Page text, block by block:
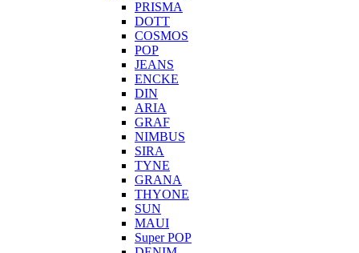
PRISMA
DOTT
COSMOS
POP
JEANS
ENCKE
DIN
ARIA
GRAF
NIMBUS
SIRA
TYNE
GRANA
THYONE
SUN
MAUI
Super POP